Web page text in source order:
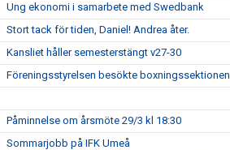
Ung ekonomi i samarbete med Swedbank
Stort tack för tiden, Daniel! Andrea åter.
Kansliet håller semesterstängt v27-30
Föreningsstyrelsen besökte boxningssektionen
Påminnelse om årsmöte 29/3 kl 18:30
Sommarjobb på IFK Umeå